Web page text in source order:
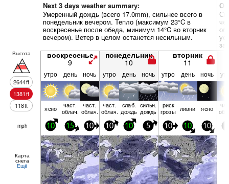
Next 3 days weather summary:
Умеренный дождь (всего 17.0mm), сильнее всего в
понедельник вечером. Тепло (максимум 23°C в
воскресенье после обеда, минимум 14°C во вторник
вечером). Ветер в целом останется несильным.
Высота
2644ft
1381ft
118ft
воскресенье
9
понедельник
10
вторник
11
утро день ночь утро день ночь утро день ночь
ясно част.
облач.
част.
облач.
част.
облач.
слаб.
дождь
сильн.
дождь
риск
грозы ливни ясно
mph 10 15 10 10 10 5 10 10 10
Карта
снега
Ещё